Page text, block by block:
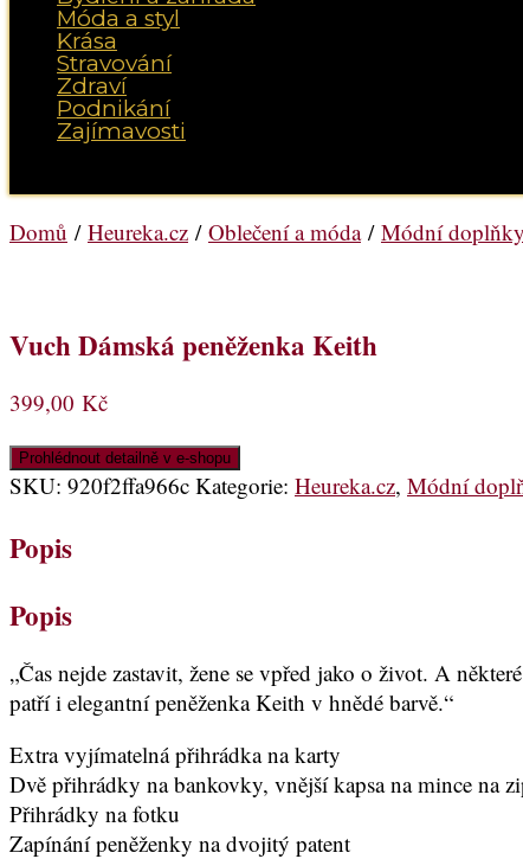
Móda a styl
Krása
Stravování
Zdraví
Podnikání
Zajímavosti
Domů / Heureka.cz / Oblečení a móda/ Módní doplňky
Vuch Dámská peněženka Keith
399,00 Kč
Prohlédnout detailně v e-shopu
SKU: 920f2ffa966c Kategorie: Heureka.cz, Módní
Popis
Popis
„Čas nejde zastavit, žene se vpřed jako o život. A
patří i elegantní peněženka Keith v hnědé barvě.“
Extra vyjímatelná přihrádka na karty
Dvě přihrádky na bankovky, vnější kapsa na mince na
Přihrádky na fotku
Zapínání peněženky na dvojitý patent